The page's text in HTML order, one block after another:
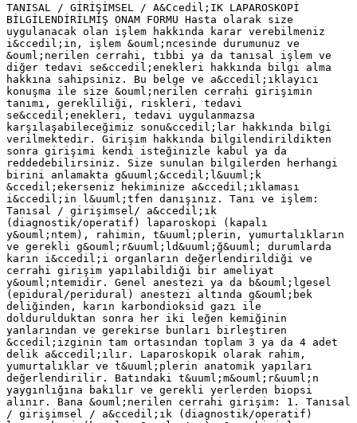
TANISAL / GİRİŞİMSEL / A&Ccedil;IK LAPAROSKOPİ
BİLGİLENDİRİLMİŞ ONAM FORMU Hasta olarak size
uygulanacak olan işlem hakkında karar verebilmeniz
i&ccedil;in, işlem &ouml;ncesinde durumunuz ve
&ouml;nerilen cerrahi, tıbbi ya da tanısal işlem ve
diğer tedavi se&ccedil;enekleri hakkında bilgi alma
hakkına sahipsiniz. Bu belge ve a&ccedil;ıklayıcı
konuşma ile size &ouml;nerilen cerrahi girişimin
tanımı, gerekliliği, riskleri, tedavi
se&ccedil;enekleri, tedavi uygulanmazsa
karşılaşabileceğimiz sonu&ccedil;lar hakkında bilgi
verilmektedir. Girişim hakkında bilgilendirildikten
sonra girişimi kendi isteğinizle kabul ya da
reddedebilirsiniz. Size sunulan bilgilerden herhangi
birini anlamakta g&uuml;&ccedil;l&uuml;k
&ccedil;ekerseniz hekiminize a&ccedil;ıklaması
i&ccedil;in l&uuml;tfen danışınız. Tanı ve işlem:
Tanısal / girişimsel/ a&ccedil;ık
(diagnostik/operatif) laparoskopi (kapalı
y&ouml;ntem), rahimin, t&uuml;plerin, yumurtalıkların
ve gerekli g&ouml;r&uuml;ld&uuml;ğ&uuml; durumlarda
karın i&ccedil;i organların değerlendirildiği ve
cerrahi girişim yapılabildiği bir ameliyat
y&ouml;ntemidir. Genel anestezi ya da b&ouml;lgesel
(epidural/peridural) anestezi altında g&ouml;bek
deliğinden, karın karbondioksid gazı ile
doldurulduktan sonra her iki leğen kemiğinin
yanlarından ve gerekirse bunları birleştiren
&ccedil;izginin tam ortasından toplam 3 ya da 4 adet
delik a&ccedil;ılır. Laparoskopik olarak rahim,
yumurtalıklar ve t&uuml;plerin anatomik yapıları
değerlendirilir. Batındaki t&uuml;m&ouml;r&uuml;n
yaygınlığına bakılır ve gerekli yerlerden biopsi
alınır. Bana &ouml;nerilen cerrahi girişim: 1. Tanısal
/ girişimsel / a&ccedil;ık (diagnostik/operatif)